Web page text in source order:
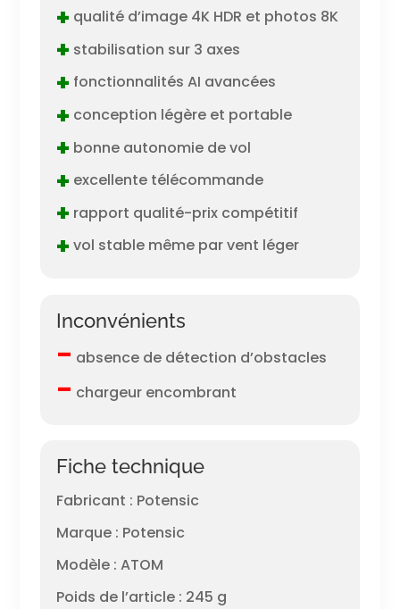
+ qualité d’image 4K HDR et photos 8K
+ stabilisation sur 3 axes
+ fonctionnalités AI avancées
+ conception légère et portable
+ bonne autonomie de vol
+ excellente télécommande
+ rapport qualité-prix compétitif
+ vol stable même par vent léger
Inconvénients
– absence de détection d’obstacles
– chargeur encombrant
Fiche technique
Fabricant : Potensic
Marque : Potensic
Modèle : ATOM
Poids de l’article : 245 g